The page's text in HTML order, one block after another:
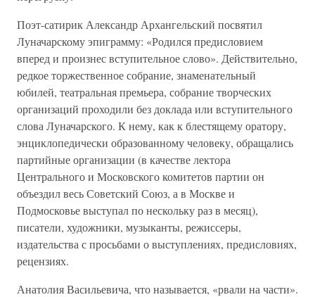
Поэт-сатирик Александр Архангельский посвятил
Луначарскому эпиграмму: «Родился предисловием
вперед и произнес вступительное слово». Действительно,
редкое торжественное собрание, знаменательный
юбилей, театральная премьера, собрание творческих
организаций проходили без доклада или вступительного
слова Луначарского. К нему, как к блестящему оратору,
энциклопедически образованному человеку, обращались
партийные организации (в качестве лектора
Центрального и Московского комитетов партии он
объездил весь Советский Союз, а в Москве и
Подмосковье выступал по нескольку раз в месяц),
писатели, художники, музыканты, режиссеры,
издательства с просьбами о выступлениях, предисловиях,
рецензиях.
Анатолия Васильевича, что называется, «рвали на части».